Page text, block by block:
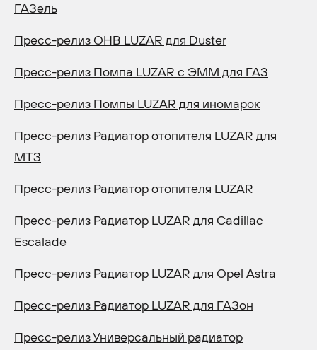
ГАЗель
Пресс-релиз ОНВ LUZAR для Duster
Пресс-релиз Помпа LUZAR с ЭММ для ГАЗ
Пресс-релиз Помпы LUZAR для иномарок
Пресс-релиз Радиатор отопителя LUZAR для
МТЗ
Пресс-релиз Радиатор отопителя LUZAR
Пресс-релиз Радиатор LUZAR для Cadillac
Escalade
Пресс-релиз Радиатор LUZAR для Opel Astra
Пресс-релиз Радиатор LUZAR для ГАЗон
Пресс-релиз Универсальный радиатор